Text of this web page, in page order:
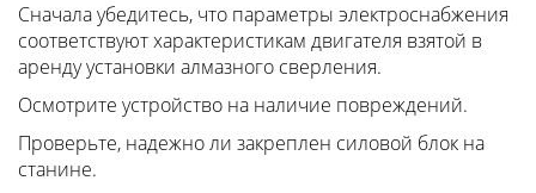
Сначала убедитесь, что параметры электроснабжения
соответствуют характеристикам двигателя взятой в
аренду установки алмазного сверления.
Осмотрите устройство на наличие повреждений.
Проверьте, надежно ли закреплен силовой блок на
станине.